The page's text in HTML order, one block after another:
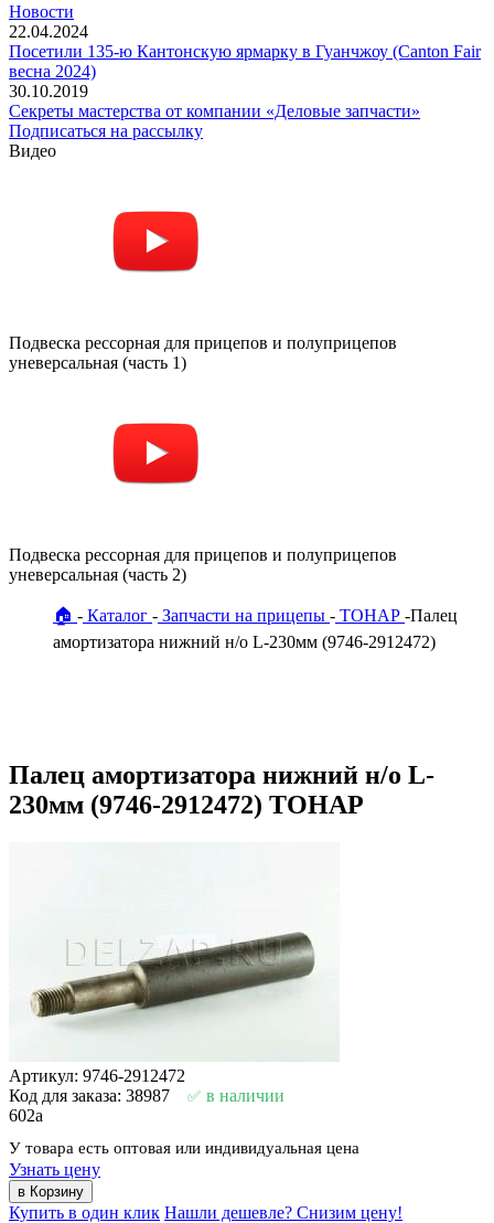
Новости
22.04.2024
Посетили 135-ю Кантонскую ярмарку в Гуанчжоу (Canton Fair
весна 2024)
30.10.2019
Секреты мастерства от компании «Деловые запчасти»
Подписаться на рассылку
Видео
Подвеска рессорная для прицепов и полуприцепов
уневерсальная (часть 1)
Подвеска рессорная для прицепов и полуприцепов
уневерсальная (часть 2)
🏠 Каталог Запчасти на прицепы ТОНАР Палец
амортизатора нижний н/о L-230мм (9746-2912472)
Палец амортизатора нижний н/о L-
230мм (9746-2912472) ТОНАР
Артикул: 9746-2912472
Код для заказа: 38987
в наличии
602a
У товара есть оптовая или индивидуальная цена
Узнать цену
Купить в один клик Нашли дешевле? Снизим цену!